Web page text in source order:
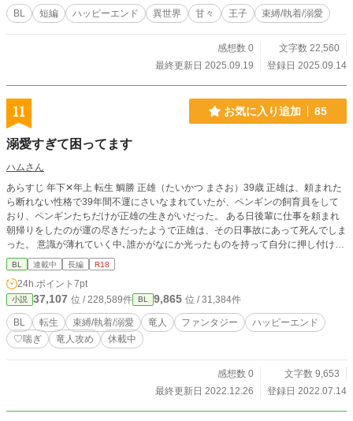
も揺れ動いていく。
BL 短編 ハッピーエンド 異世界 甘々 王子 束縛/執着/溺愛
感想数 0
文字数 22,560
最終更新日 2025.09.19
登録日 2025.09.14
11 お気に入り追加 85
溺愛すぎて困ってます
ハムさん
あらすじ 年下‪✕‬年上 転生 鯛勝 正雄（たいかつ まさお）39歳 正雄は、頼まれた
ら断れない性格で39年間不運にさいなまれていたが、ペンギンの飼育員をして
おり、ペンギンたちだけが正雄の生きがいだった。 ある日後輩に仕事を頼まれ
朝帰りをしたのが運の尽きだったようで正雄は、その日事故にあって死んでしま
った。 意識が薄れていく中､誰かがなにか光ったものを持って自分に押し付けて
くると、視界全体が光に包まれ意識を失った……
BL 連載中 長編 R18
24h.ポイント 7pt
小説 37,107 位 / 228,589件 BL 9,865 位 / 31,384件
BL 転生 束縛/執着/溺愛 竜人 ファンタジー
ハッピーエンド
♡喘ぎ
竜人攻め 休載中
感想数 0
文字数 9,653
最終更新日 2022.12.26
登録日 2022.07.14